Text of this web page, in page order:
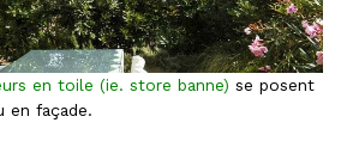
en toile (ie. store banne) se posent
en façade.